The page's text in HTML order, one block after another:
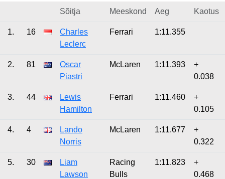
Sõitja Meeskond Aeg Kaotus
1. 16
Charles
Leclerc
Ferrari 1:11.355
2. 81
Oscar
Piastri
McLaren 1:11.393
+
0.038
3. 44
Lewis
Hamilton
Ferrari 1:11.460
+
0.105
4. 4
Lando
Norris
McLaren 1:11.677
+
0.322
5. 30
Liam
Lawson
Racing
Bulls
1:11.823
+
0.468